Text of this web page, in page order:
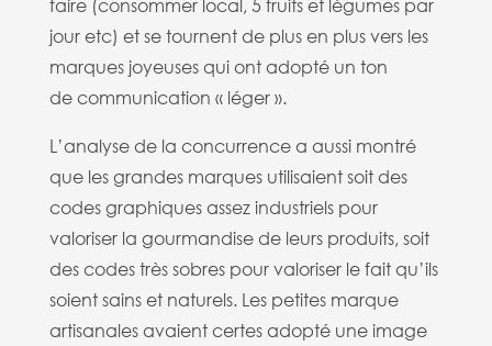
faire (consommer local, 5 fruits et légumes par
jour etc) et se tournent de plus en plus vers les
marques joyeuses qui ont adopté un ton
de communication « léger ».
L’analyse de la concurrence a aussi montré
que les grandes marques utilisaient soit des
codes graphiques assez industriels pour
valoriser la gourmandise de leurs produits, soit
des codes très sobres pour valoriser le fait qu’ils
soient sains et naturels. Les petites marque
artisanales avaient certes adopté une image